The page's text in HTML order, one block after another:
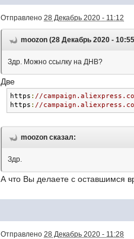
Отправлено28 Декабрь 2020 - 11:12
moozon (28 Декабрь 2020 -
Здр. Можно ссылку на ДНВ?
Две
https : //
https : //
moozon сказал:
Здр.
А что Вы делаете с оставшимся
Отправлено28 Декабрь 2020 - 11:28